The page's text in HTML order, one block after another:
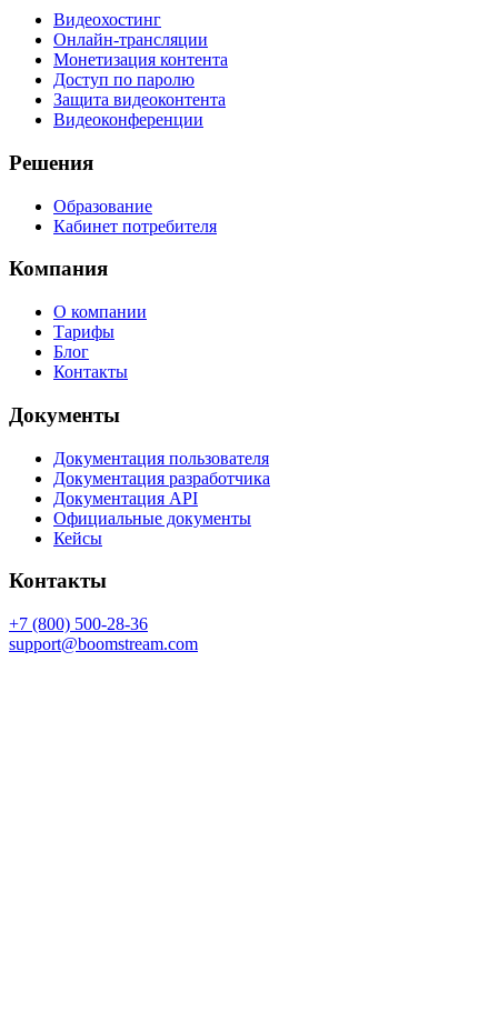
Видеохостинг
Онлайн-трансляции
Монетизация контента
Доступ по паролю
Защита видеоконтента
Видеоконференции
Решения
Образование
Кабинет потребителя
Компания
О компании
Тарифы
Блог
Контакты
Документы
Документация пользователя
Документация разработчика
Документация API
Официальные документы
Кейсы
Контакты
+7 (800) 500-28-36
support@boomstream.com